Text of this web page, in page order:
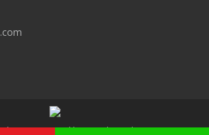
Sigorta Aracılık Hizmetleri Ltd. Şti.